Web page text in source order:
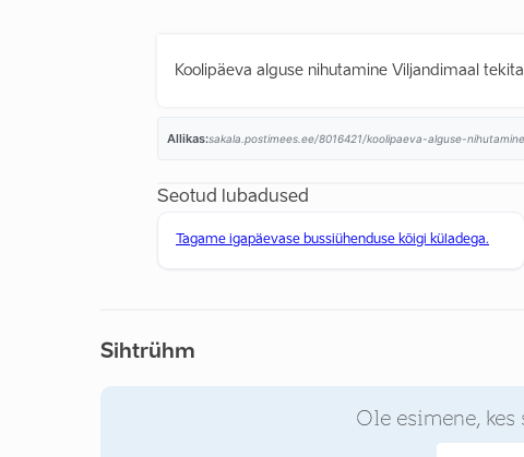
Koolipäeva alguse nihutamine Viljandimaal
Allikas:sakala.postimees.ee/8016421/koolipaeva-alguse-
Seotud lubadused
Tagame igapäevase bussiühenduse kõigi küladega.
Sihtrühm
Ole esimene,